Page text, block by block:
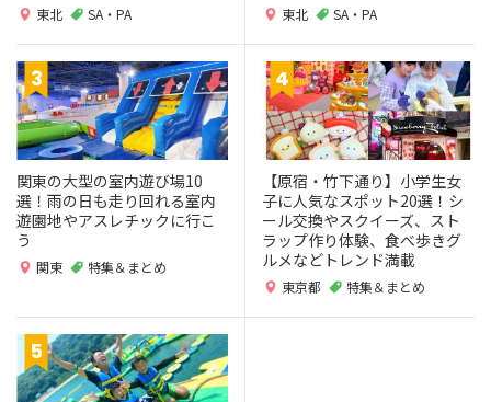
東北 SA・PA 東北 SA・PA
関東の大型の室内遊び場10
選！雨の日も走り回れる室内
遊園地やアスレチックに行こ
う
関東 特集＆まとめ
【原宿・竹下通り】小学生女
子に人気なスポット20選！シ
ール交換やスクイーズ、スト
ラップ作り体験、食べ歩きグ
ルメなどトレンド満載
東京都 特集＆まとめ